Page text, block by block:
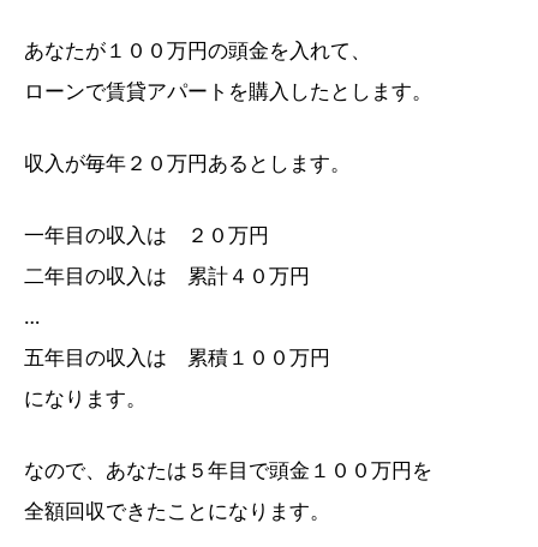
あなたが１００万円の頭金を入れて、
ローンで賃貸アパートを購入したとします。
収入が毎年２０万円あるとします。
一年目の収入は ２０万円
二年目の収入は 累計４０万円
…
五年目の収入は 累積１００万円
になります。
なので、あなたは５年目で頭金１００万円を
全額回収できたことになります。